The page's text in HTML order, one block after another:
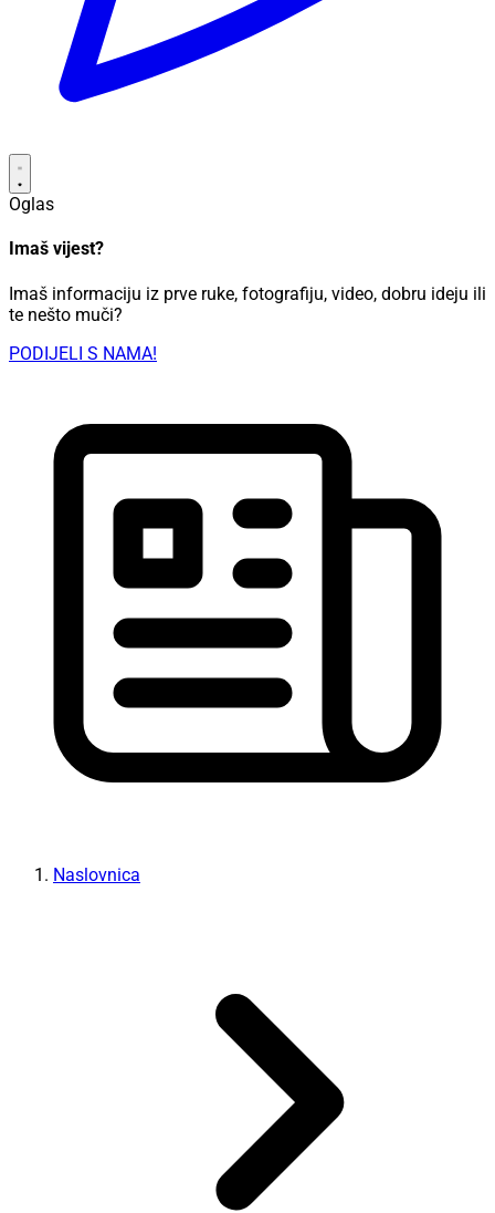
Oglas
Imaš vijest?
Imaš informaciju iz prve ruke, fotografiju, video, dobru ideju ili
te nešto muči?
PODIJELI S NAMA!
Naslovnica